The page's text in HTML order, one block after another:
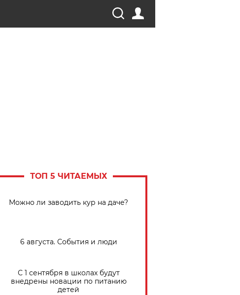
ТОП 5 ЧИТАЕМЫХ
Можно ли заводить кур на даче?
6 августа. События и люди
С 1 сентября в школах будут
внедрены новации по питанию
детей